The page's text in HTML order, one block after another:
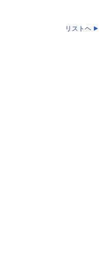
リストヘ